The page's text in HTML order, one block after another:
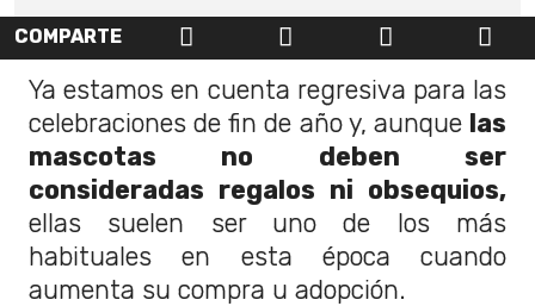
COMPARTE
Ya estamos en cuenta regresiva para las
celebraciones de fin de año y, aunque las
mascotas no deben ser
consideradas regalos ni obsequios,
ellas suelen ser uno de los más
habituales en esta época cuando
aumenta su compra u adopción.